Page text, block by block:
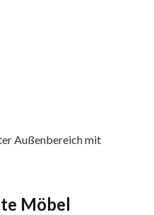
Außenbereich mit
Möbel